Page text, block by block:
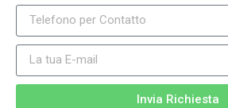
Invia Richiesta